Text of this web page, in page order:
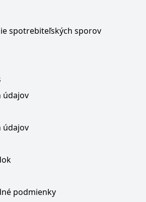
spotrebiteľských sporov
údajov
údajov
podmienky